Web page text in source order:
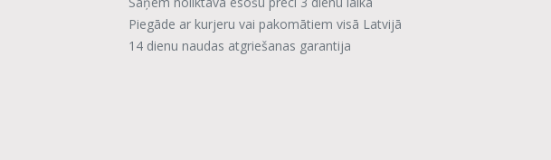
Piegāde ar kurjeru vai pakomātiem visā Latvijā
14 dienu naudas atgriešanas garantija